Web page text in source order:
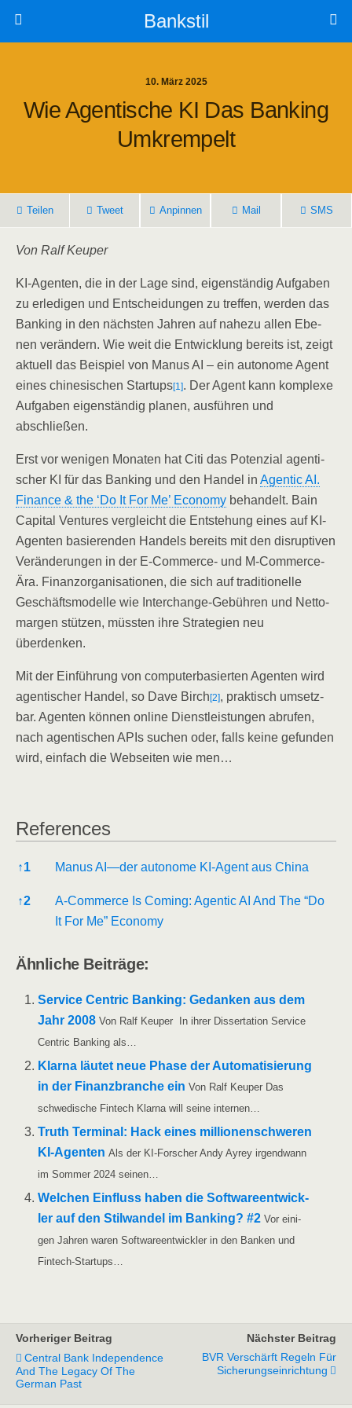
Bankstil
10. März 2025
Wie Agen­ti­sche KI Das Ban­king
Umkrempelt
Tei­len Tweet Anpin­nen Mail SMS
Von Ralf Keuper
KI-Agen­ten, die in der Lage sind, eigen­stän­dig Auf­ga­ben
zu erle­di­gen und Ent­schei­dun­gen zu tref­fen, wer­den das
Ban­king in den nächs­ten Jah­ren auf nahe­zu allen Ebe­
nen ver­än­dern. Wie weit die Ent­wick­lung bereits ist, zeigt
aktu­ell das Bei­spiel von Manus AI – ein auto­no­me Agent
eines chi­ne­si­schen Start­ups[1]. Der Agent kann kom­ple­xe
Auf­ga­ben eigen­stän­dig pla­nen, aus­füh­ren und
abschließen.
Erst vor weni­gen Mona­ten hat Citi das Poten­zi­al agen­ti­
scher KI für das Ban­king und den Han­del in Agen­tic AI.
Finan­ce & the ‘Do It For Me’ Eco­no­my behan­delt. Bain
Capi­tal Ven­tures ver­gleicht die Ent­ste­hung eines auf KI-
Agen­ten basie­ren­den Han­dels bereits mit den dis­rup­ti­ven
Ver­än­de­run­gen in der E‑Com­mer­ce- und M‑Com­mer­ce-
Ära. Finanz­or­ga­ni­sa­tio­nen, die sich auf tra­di­tio­nel­le
Geschäfts­mo­del­le wie Inter­ch­an­ge-Gebüh­ren und Net­to­
mar­gen stüt­zen, müss­ten ihre Stra­te­gien neu
überdenken.
Mit der Ein­füh­rung von com­pu­ter­ba­sier­ten Agen­ten wird
agen­ti­scher Han­del, so Dave Birch [2], prak­tisch umsetz­
bar. Agen­ten kön­nen online Dienst­leis­tun­gen abru­fen,
nach agen­ti­schen APIs suchen oder, falls kei­ne gefun­den
wird, ein­fach die Web­sei­ten wie men…
Refe­ren­ces
Refe­ren­ces
↑1 Manus AI—der auto­no­me KI-Agent aus China
↑2
A‑Commerce Is Coming: Agen­tic AI And The “Do
It For Me” Economy
Ähn­li­che Beiträge:
Ser­vice Cen­tric Ban­king: Gedan­ken aus dem
Jahr 2008 Von Ralf Keu­per In ihrer Dis­ser­ta­ti­on Ser­vice
Cen­tric Ban­king als…
Klar­na läu­tet neue Pha­se der Auto­ma­ti­sie­rung
in der Finanz­bran­che ein Von Ralf Keu­per Das
schwe­di­sche Fin­tech Klar­na will sei­ne internen…
Truth Ter­mi­nal: Hack eines mil­lio­nen­schwe­ren
KI-Agen­ten Als der KI-For­­scher Andy Ayrey irgend­wann
im Som­mer 2024 seinen…
Wel­chen Ein­fluss haben die Soft­ware­ent­wick­
ler auf den Stil­wan­del im Ban­king? #2 Vor eini­
gen Jah­ren waren Soft­ware­ent­wick­ler in den Ban­ken und
Fintech-Startups…
Vorheriger Beitrag
Central Bank Independence
And The Legacy Of The
German Past
Nächster Beitrag
BVR Verschärft Regeln Für
Sicherungseinrichtung